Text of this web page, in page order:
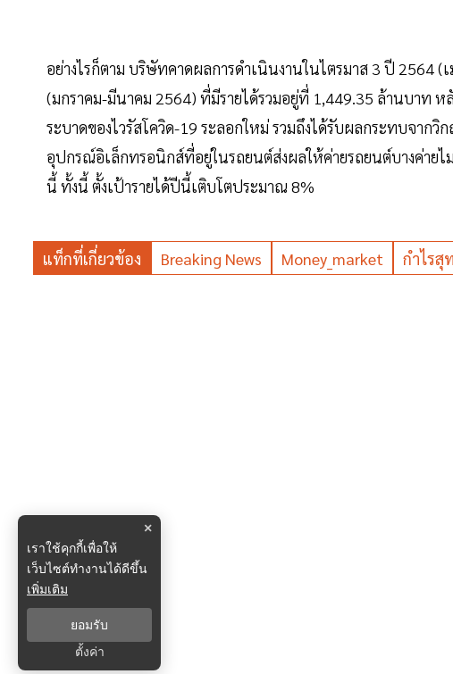
อย่างไรก็ตาม บริษัทคาดผลการดำเนินงานในไตรมาส 3 ปี 2564
(มกราคม-มีนาคม 2564) ที่มีรายได้รวมอยู่ที่ 1,449.35 ล้านบาท
ระบาดของไวรัสโควิด-19 ระลอกใหม่ รวมถึงได้รับผลกระทบจา
อุปกรณ์อิเล็กทรอนิกส์ที่อยู่ในรถยนต์ส่งผลให้ค่ายรถยนต์บางค่าย
นี้ ทั้งนี้ ตั้งเป้ารายได้ปีนี้เติบโตประมาณ 8%
แท็กที่เกี่ยวข้อง Breaking News Money_market กำไรสุ
×
เราใช้คุกกี้เพื่อให้
เว็บไซต์ทำงานได้ดีขึ้น
เพิ่มเติม
ยอมรับ
ตั้งค่า